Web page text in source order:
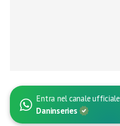
Entra nel canale
Daninseries